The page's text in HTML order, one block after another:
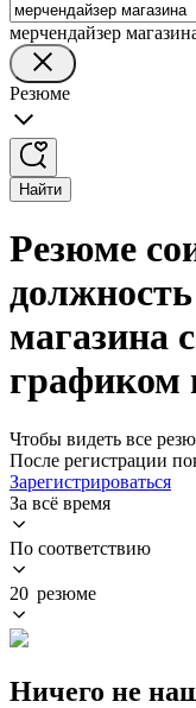
мерчендайзер
Резюме
Найти
Резюме
магазина
графиком
Чтобы видеть все
После регистрации
Зарегистрироваться
За всё время
По соответствию
20 резюме
Ничего не